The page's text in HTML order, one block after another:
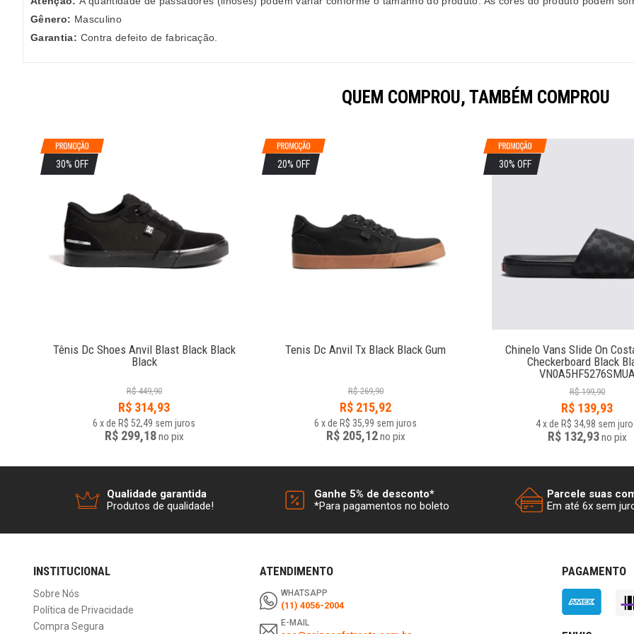
Gênero: Masculino
Garantia: Contra defeito de fabricação.
QUEM COMPROU, TAMBÉM COMPROU
30% OFF
Tênis Dc Shoes Anvil Blast Black Black
Black
R$ 449,90
R$ 314,93
6 xde R$ 52,49 sem juros
R$ 299,18no pix
20% OFF
Tenis Dc Anvil Tx Black Black Gum
R$ 269,90
R$ 215,92
6 xde R$ 35,99 sem juros
R$ 205,12no pix
30% OFF
Chinelo Vans Slide On
Checkerboard Black
R$ 199,90
R$ 139,93
4xde R$ 34,98 sem
R$ 132,93no pix
Qualidade garantida
Produtos de qualidade!
Ganhe 5% de desconto*
*Para pagamentos no boleto
Parcele suas
Em até 6x sem
INSTITUCIONAL
Sobre Nós
Política de Privacidade
Compra Segura
ATENDIMENTO
WHATSAPP
(11) 4056-2004
E-MAIL
PAGAMENTO